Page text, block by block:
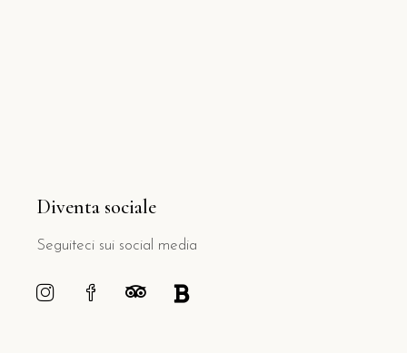
Diventa sociale
Seguiteci sui social media